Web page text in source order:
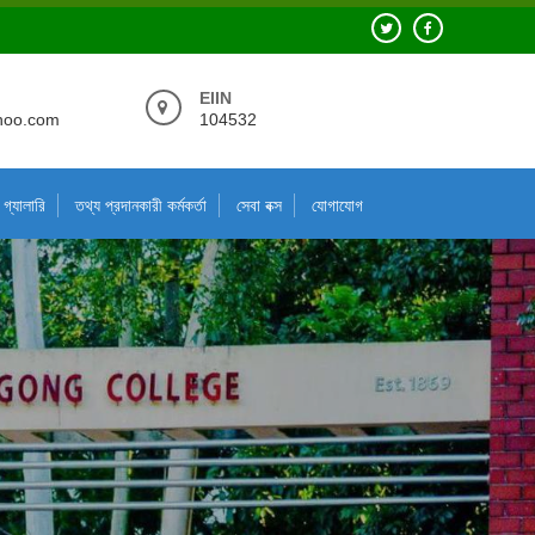
EIIN
104532
গ্যালারি তথ্য প্রদানকারী কর্মকর্তা সেবা বক্স যোগাযোগ